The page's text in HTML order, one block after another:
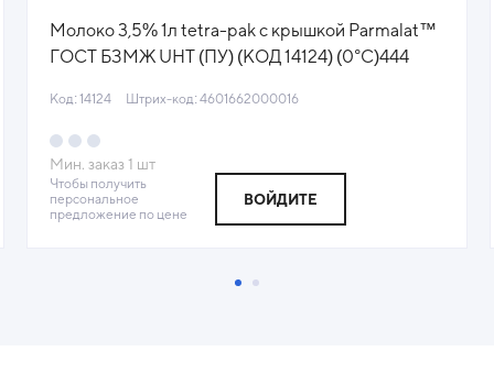
Молоко 3,5% 1л tetra-pak с крышкой Parmalat™
ГОСТ БЗМЖ UHT (ПУ) (КОД 14124) (0°С)444
Код: 14124 Штрих-код: 4601662000016
Мин. заказ 1 шт
Чтобы получить
персональное
предложение по цене
ВОЙДИТЕ